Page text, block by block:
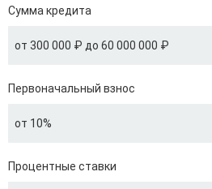
Сумма кредита
от 300 000 ₽ до 60 000 000 ₽
Первоначальный взнос
от 10%
Процентные ставки